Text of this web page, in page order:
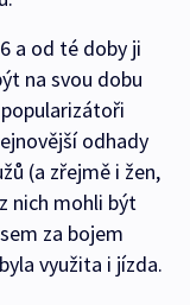
a od té doby ji
na svou dobu
odhady
(a zřejmě i žen,
nich mohli být
za bojem
využita i jízda.